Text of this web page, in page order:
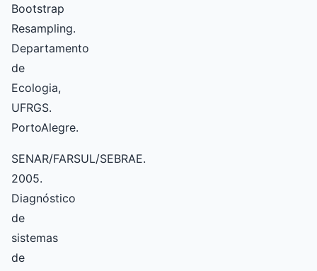
Bootstrap
Resampling.
Departamento
de
Ecologia,
UFRGS.
PortoAlegre.
SENAR/FARSUL/SEBRAE.
2005.
Diagnóstico
de
sistemas
de